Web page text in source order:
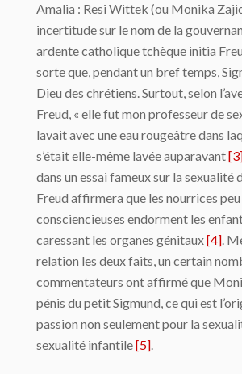
Amalia : Resi Wittek (ou Monika
incertitude sur le nom de la
ardente catholique tchèque initia
sorte que, pendant un bref temps,
Dieu des chrétiens. Surtout, selon
Freud, « elle fut mon professeur de
lavait avec une eau rougeâtre dans
s’était elle-même lavée auparavant
dans un essai fameux sur la sexualité
Freud affirmera que les nourrices peu
consciencieuses endorment les
caressant les organes génitaux[4].
relation les deux faits, un certain
commentateurs ont affirmé que
pénis du petit Sigmund, ce qui est
passion non seulement pour la
sexualité infantile[5].